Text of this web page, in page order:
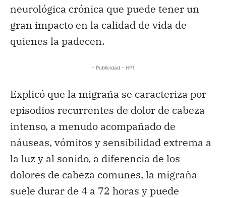
neurológica crónica que puede tener un
gran impacto en la calidad de vida de
quienes la padecen.
- Publicidad - HP1
Explicó que la migraña se caracteriza por
episodios recurrentes de dolor de cabeza
intenso, a menudo acompañado de
náuseas, vómitos y sensibilidad extrema a
la luz y al sonido, a diferencia de los
dolores de cabeza comunes, la migraña
suele durar de 4 a 72 horas y puede